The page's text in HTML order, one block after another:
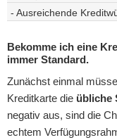
- Ausreichende
Bekomme ich eine
immer Standard.
Zunächst einmal
Kreditkarte die übliche
negativ aus, sind die
echtem